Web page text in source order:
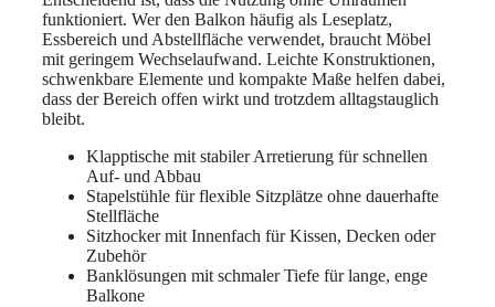
funktioniert. Wer den Balkon häufig als Leseplatz,
Essbereich und Abstellfläche verwendet, braucht Möbel
mit geringem Wechselaufwand. Leichte Konstruktionen,
schwenkbare Elemente und kompakte Maße helfen dabei,
dass der Bereich offen wirkt und trotzdem alltagstauglich
bleibt.
Klapptische mit stabiler Arretierung für schnellen
Auf- und Abbau
Stapelstühle für flexible Sitzplätze ohne dauerhafte
Stellfläche
Sitzhocker mit Innenfach für Kissen, Decken oder
Zubehör
Banklösungen mit schmaler Tiefe für lange, enge
Balkone